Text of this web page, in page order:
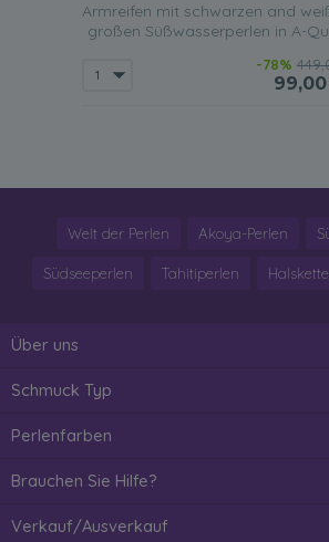
Armreifen mit schwarzen and
großen Süßwasserperlen in A-
-78%
99,00
Welt der Perlen Akoya-Perlen
Südseeperlen Tahitiperlen
Über uns
Schmuck Typ
Perlenfarben
Brauchen Sie Hilfe?
Verkauf/Ausverkauf